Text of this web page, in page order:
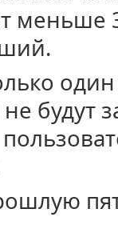
меньше
будут